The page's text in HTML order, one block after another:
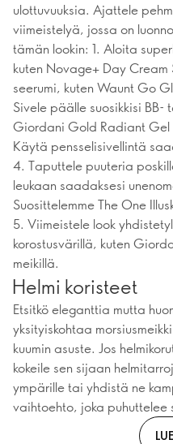
ulottuvuuksia. Ajattele
viimeistelyä, jossa on
tämän lookin: 1. Aloita
kuten Novage+ Day Cream
seerumi, kuten Waunt Go
Sivele päälle suosikkisi
Giordani Gold Radiant
Käytä pensselisivellintä
4. Taputtele puuteria
leukaan saadaksesi
Suosittelemme The One
5. Viimeistele look
korostusvärillä, kuten
meikillä.
Helmi koristeet
Etsitkö eleganttia mutta
yksityiskohtaa
kuumin asuste. Jos
kokeile sen sijaan
ympärille tai yhdistä ne
vaihtoehto, joka puhuttelee